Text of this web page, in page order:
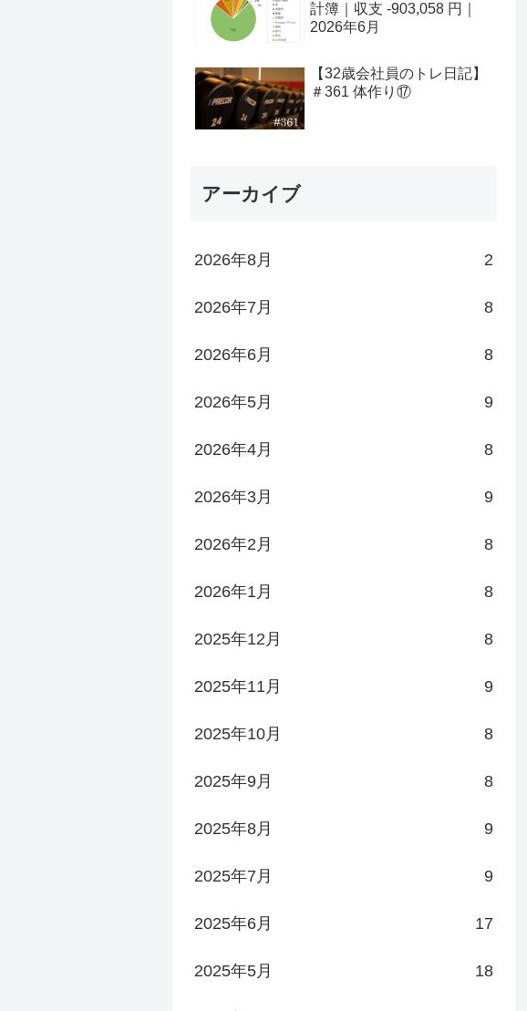
計簿｜収支 -903,058 円｜
2026年6月
【32歳会社員のトレ日記】
＃361 体作り⑰
アーカイブ
2026年8月 2
2026年7月 8
2026年6月 8
2026年5月 9
2026年4月 8
2026年3月 9
2026年2月 8
2026年1月 8
2025年12月 8
2025年11月 9
2025年10月 8
2025年9月 8
2025年8月 9
2025年7月 9
2025年6月 17
2025年5月 18